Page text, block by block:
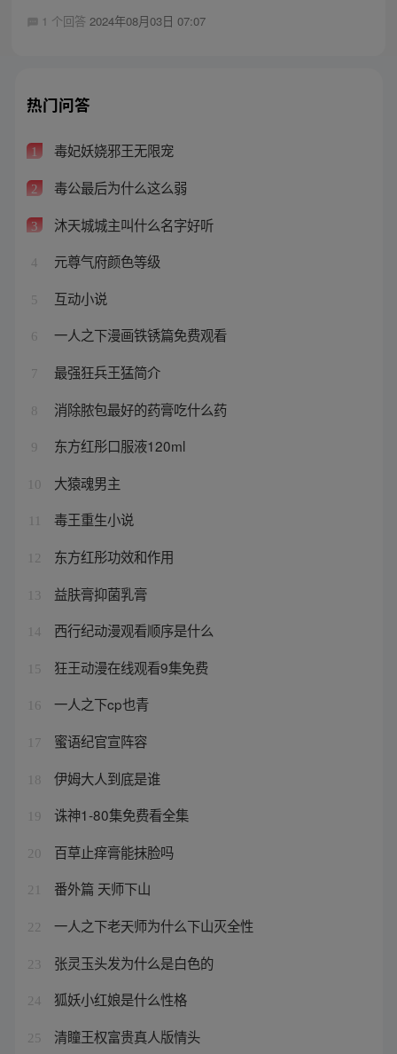
1 个回答 2024年08月03日 07:07
热门问答
1 毒妃妖娆邪王无限宠
2 毒公最后为什么这么弱
3 沐天城城主叫什么名字好听
4 元尊气府颜色等级
5 互动小说
6 一人之下漫画铁锈篇免费观看
7 最强狂兵王猛简介
8 消除脓包最好的药膏吃什么药
9 东方红彤口服液120ml
10 大猿魂男主
毒王重生小说
12 东方红彤功效和作用
13 益肤膏抑菌乳膏
14 西行纪动漫观看顺序是什么
15 狂王动漫在线观看9集免费
16 一人之下cp也青
17 蜜语纪官宣阵容
18 伊姆大人到底是谁
19 诛神1-80集免费看全集
20 百草止痒膏能抹脸吗
21 番外篇 天师下山
22 一人之下老天师为什么下山灭全性
23 张灵玉头发为什么是白色的
24 狐妖小红娘是什么性格
25 清瞳王权富贵真人版情头